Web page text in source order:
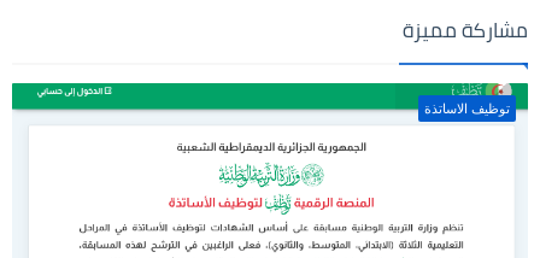
مشاركة مميزة
توظيف الاساتذة